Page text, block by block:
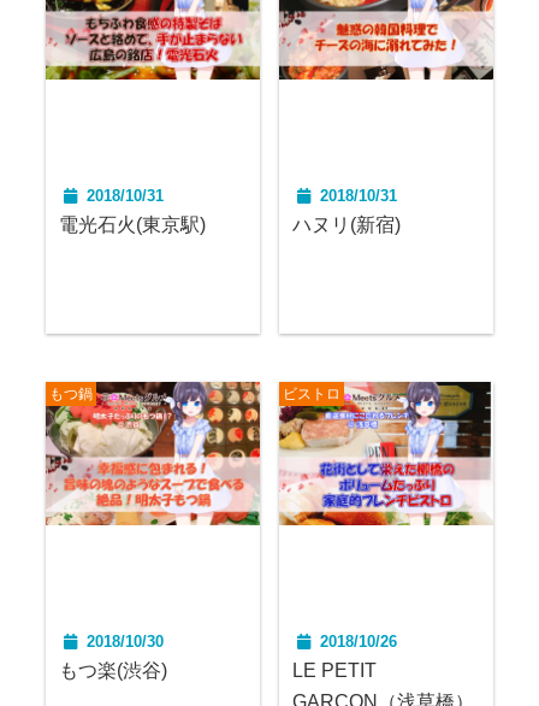
2018/10/31
電光石火(東京駅)
2018/10/31
ハヌリ(新宿)
もつ鍋
2018/10/30
もつ楽(渋谷)
ビストロ
2018/10/26
LE PETIT
GARCON（浅草橋）